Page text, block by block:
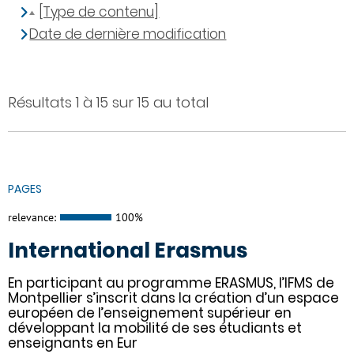
Résultats 1 à 15 sur 15 au total
PAGES
relevance: 100%
International Erasmus
En participant au programme ERASMUS, l’IFMS de
Montpellier s’inscrit dans la création d’un espace
européen de l’enseignement supérieur en
développant la mobilité de ses étudiants et
enseignants en Eur
[Type de contenu]
Date de dernière modification